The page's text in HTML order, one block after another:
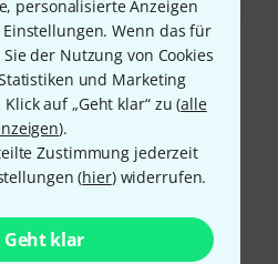
personalisierte Anzeigen
Wenn das für
der Nutzung von Cookies
und Marketing
auf „Geht klar“ zu (alle
).
Zustimmung jederzeit
(hier) widerrufen.
Geht klar
sicher per Nachnahme,
Pay,Klarna Sofort bezahlen
Kreditkarte.